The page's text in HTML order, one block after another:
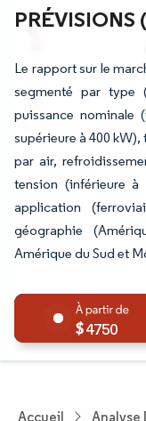
PRÉVISIONS
Le rapport sur le
segmenté par type
puissance nominale
supérieure à 400
par air,
tension (inférieure
application
géographie
Amérique du Sud et
4750
Accueil Analyse